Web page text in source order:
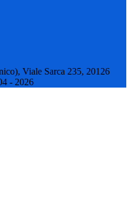
Viale Sarca 235, 20126
- 2026